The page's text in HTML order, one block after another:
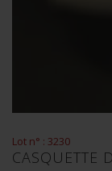
Lot n° : 3230
CASQUETTE